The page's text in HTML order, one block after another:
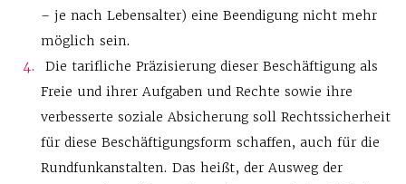
– je nach Lebensalter) eine Beendigung nicht mehr
möglich sein.
Die tarifliche Präzisierung dieser Beschäftigung als
Freie und ihrer Aufgaben und Rechte sowie ihre
verbesserte soziale Absicherung soll Rechtssicherheit
für diese Beschäftigungsform schaffen, auch für die
Rundfunkanstalten. Das heißt, der Ausweg der